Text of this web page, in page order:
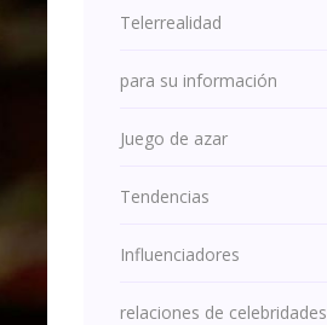
Telerrealidad
para su información
Juego de azar
Tendencias
Influenciadores
relaciones de celebridades